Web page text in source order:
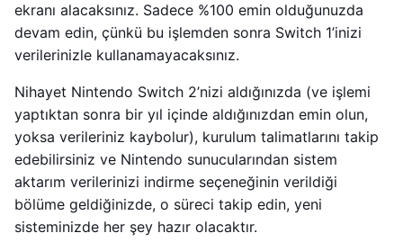
ekranı alacaksınız. Sadece %100 emin olduğunuzda
devam edin, çünkü bu işlemden sonra Switch 1’inizi
verilerinizle kullanamayacaksınız.
Nihayet Nintendo Switch 2’nizi aldığınızda (ve işlemi
yaptıktan sonra bir yıl içinde aldığınızdan emin olun,
yoksa verileriniz kaybolur), kurulum talimatlarını takip
edebilirsiniz ve Nintendo sunucularından sistem
aktarım verilerinizi indirme seçeneğinin verildiği
bölüme geldiğinizde, o süreci takip edin, yeni
sisteminizde her şey hazır olacaktır.